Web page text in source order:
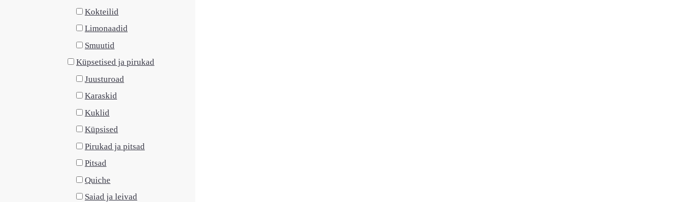
Kokteilid
Limonaadid
Smuutid
Küpsetised ja pirukad
Juusturoad
Karaskid
Kuklid
Küpsised
Pirukad ja pitsad
Pitsad
Quiche
Saiad ja leivad